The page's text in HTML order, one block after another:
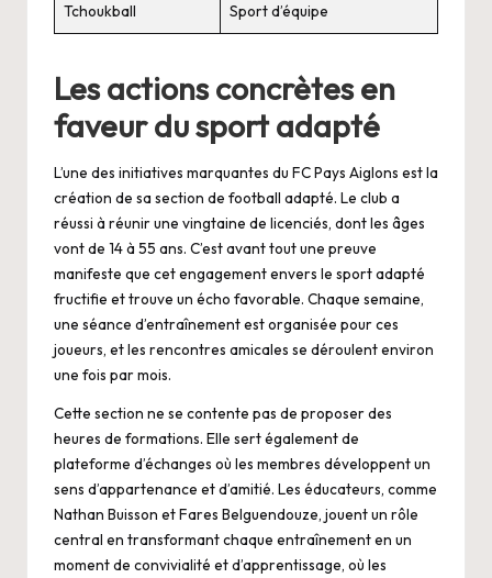
Tchoukball Sport d’équipe
Les actions concrètes en
faveur du sport adapté
L’une des initiatives marquantes du FC Pays Aiglons est la
création de sa section de football adapté. Le club a
réussi à réunir une vingtaine de licenciés, dont les âges
vont de 14 à 55 ans. C’est avant tout une preuve
manifeste que cet engagement envers le sport adapté
fructifie et trouve un écho favorable. Chaque semaine,
une séance d’entraînement est organisée pour ces
joueurs, et les rencontres amicales se déroulent environ
une fois par mois.
Cette section ne se contente pas de proposer des
heures de formations. Elle sert également de
plateforme d’échanges où les membres développent un
sens d’appartenance et d’amitié. Les éducateurs, comme
Nathan Buisson et Fares Belguendouze, jouent un rôle
central en transformant chaque entraînement en un
moment de convivialité et d’apprentissage, où les